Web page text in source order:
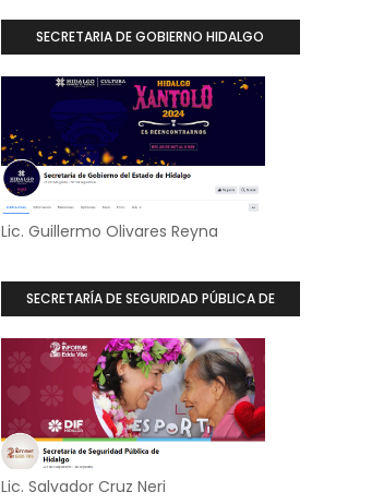
SECRETARIA DE GOBIERNO HIDALGO
Lic. Guillermo Olivares Reyna
SECRETARÍA DE SEGURIDAD PÚBLICA DE
Lic. Salvador Cruz Neri